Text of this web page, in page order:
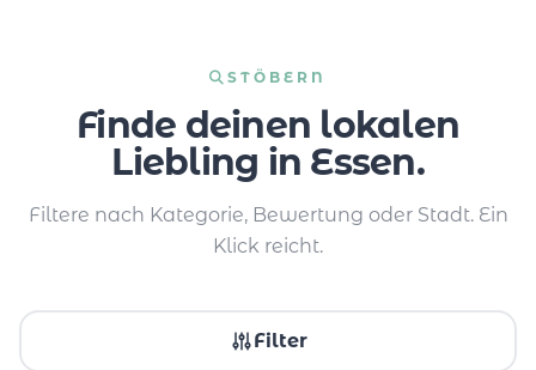
STÖBERN
Finde deinen lokalen
Liebling in Essen.
Filtere nach Kategorie, Bewertung oder Stadt. Ein
Klick reicht.
Filter